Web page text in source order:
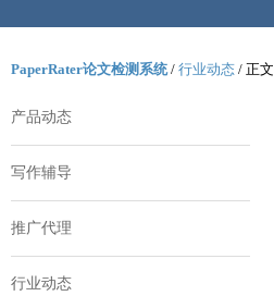
PaperRater论文检测系统/ 行业动态 / 正文
产品动态
写作辅导
推广代理
行业动态